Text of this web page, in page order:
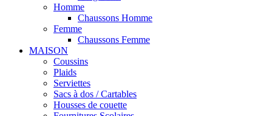
Homme
Chaussons Homme
Femme
Chaussons Femme
MAISON
Coussins
Plaids
Serviettes
Sacs à dos / Cartables
Housses de couette